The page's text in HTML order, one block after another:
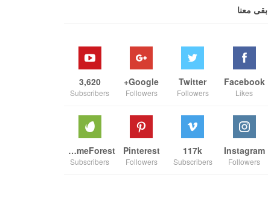
ابقى معنا
Facebook
Likes
Twitter
Followers
Google+
Followers
3,620
Subscribers
Instagram
Followers
117k
Subscribers
Pinterest
Followers
ThemeForest
Subscribers